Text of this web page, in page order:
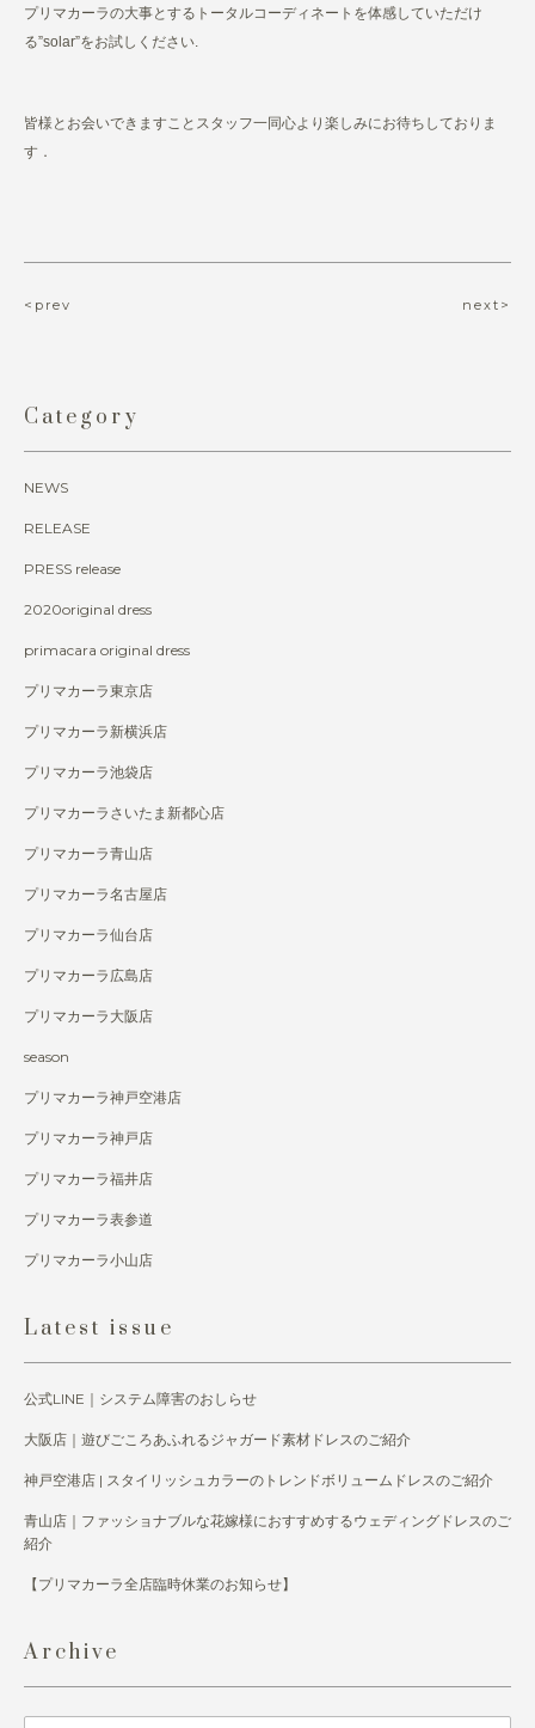
プリマカーラの大事とするトータルコーディネートを体感していただけ
る”solar”をお試しください.
皆様とお会いできますことスタッフ一同心より楽しみにお待ちしておりま
す．
<prev next>
Category
NEWS
RELEASE
PRESS release
2020original dress
primacara original dress
プリマカーラ東京店
プリマカーラ新横浜店
プリマカーラ池袋店
プリマカーラさいたま新都心店
プリマカーラ青山店
プリマカーラ名古屋店
プリマカーラ仙台店
プリマカーラ広島店
プリマカーラ大阪店
season
プリマカーラ神戸空港店
プリマカーラ神戸店
プリマカーラ福井店
プリマカーラ表参道
プリマカーラ小山店
Latest issue
公式LINE｜システム障害のおしらせ
大阪店｜遊びごころあふれるジャガード素材ドレスのご紹介
神戸空港店 | スタイリッシュカラーのトレンドボリュームドレスのご紹介
青山店｜ファッショナブルな花嫁様におすすめするウェディングドレスのご
紹介
【プリマカーラ全店臨時休業のお知らせ】
Archive